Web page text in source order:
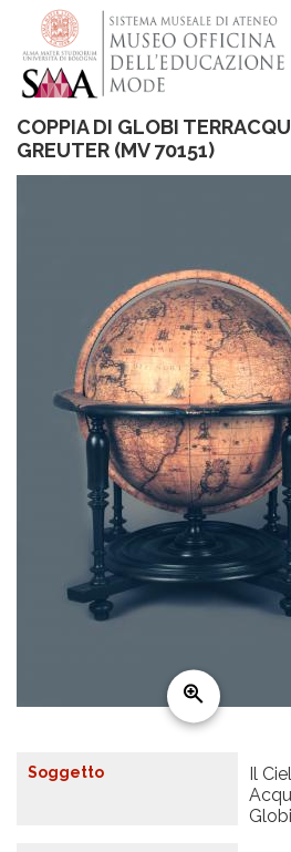
main
content
COPPIA DI GLOBI
GREUTER (MV 70151)
Soggetto
Il
Globi